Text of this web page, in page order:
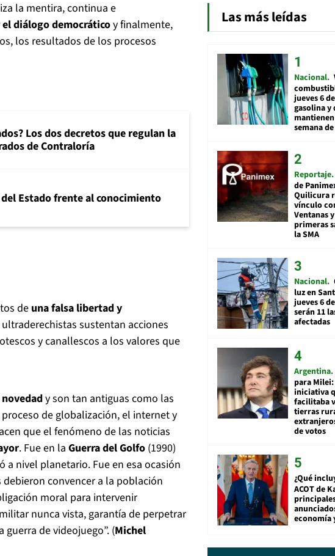
la mentira, continua e
diálogo democráticoy finalmente,
los resultados de los procesos
Los dos decretos que regulan la
de Contraloría
Estado frente al conocimiento
de una falsa libertad y
sustentan acciones
y canallescos a los valores que
y son tan antiguas como las
de globalización, el internet y
que el fenómeno de las noticias
. Fue en la Guerra del Golfo (1990)
nivel planetario. Fue en esa ocasión
convencer a la población
moral para intervenir
nunca vista, garantía de perpetrar
de videojuego”. (Michel
Las más leídas
Nacional
jueves 6
gasolina y
semana
Reportaje
de
Quilicura
vínculo
Ventanas
primeras
la SMA
Nacional
luz en
jueves 6
serán 11
afectadas
Argentina
para
iniciativa
facilitaba
tierras
de votos
¿Qué
ACOT de
economía